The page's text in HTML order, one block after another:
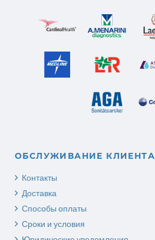
ОБСЛУЖИВАНИЕ КЛИЕНТА
Контакты
Доставка
Способы оплаты
Сроки и условия